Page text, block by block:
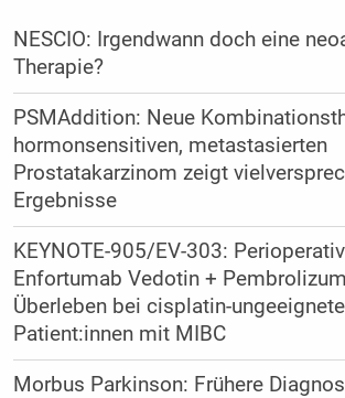
NESCIO: Irgendwann doch eine
Therapie?
PSMAddition: Neue
hormonsensitiven, metastasierten
Prostatakarzinom zeigt
Ergebnisse
KEYNOTE-905/EV-303:
Enfortumab Vedotin +
Überleben bei cisplatin-
Patient:innen mit MIBC
Morbus Parkinson: Frühere